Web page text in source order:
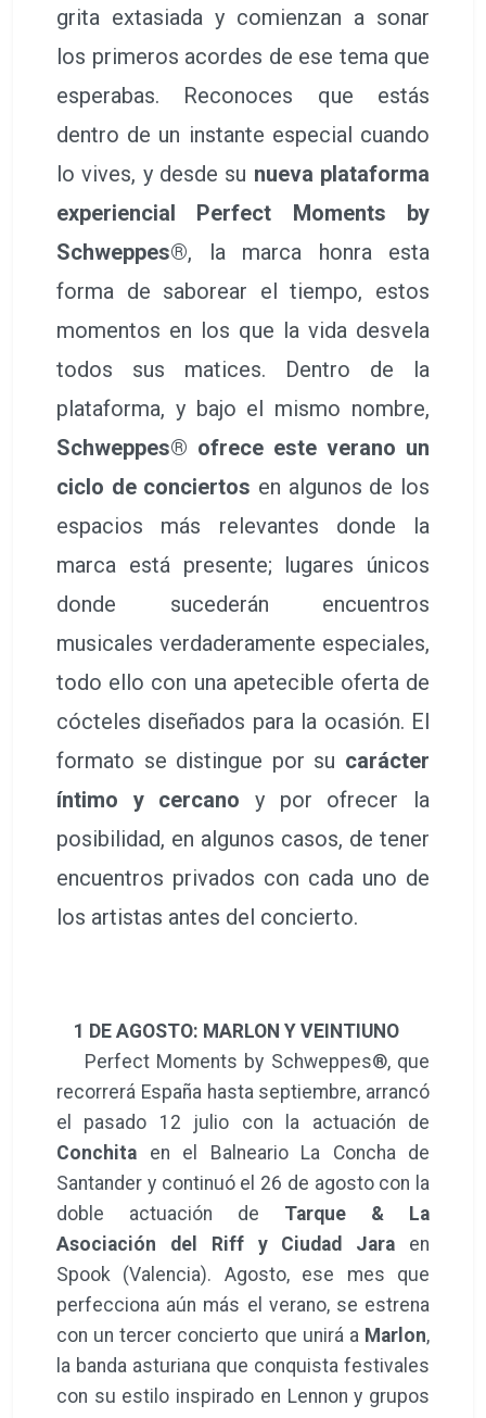
grita extasiada y comienzan a sonar
los primeros acordes de ese tema que
esperabas. Reconoces que estás
dentro de un instante especial cuando
lo vives, y desde su nueva plataforma
experiencial Perfect Moments by
Schweppes®, la marca honra esta
forma de saborear el tiempo, estos
momentos en los que la vida desvela
todos sus matices. Dentro de la
plataforma, y bajo el mismo nombre,
Schweppes® ofrece este verano un
ciclo de conciertos en algunos de los
espacios más relevantes donde la
marca está presente; lugares únicos
donde sucederán encuentros
musicales verdaderamente especiales,
todo ello con una apetecible oferta de
cócteles diseñados para la ocasión. El
formato se distingue por su carácter
íntimo y cercano y por ofrecer la
posibilidad, en algunos casos, de tener
encuentros privados con cada uno de
los artistas antes del concierto.
1 DE AGOSTO: MARLON Y VEINTIUNO
Perfect Moments by Schweppes®, que
recorrerá España hasta septiembre, arrancó
el pasado 12 julio con la actuación de
Conchita en el Balneario La Concha de
Santander y continuó el 26 de agosto con la
doble actuación de Tarque & La
Asociación del Riff y Ciudad Jara en
Spook (Valencia). Agosto, ese mes que
perfecciona aún más el verano, se estrena
con un tercer concierto que unirá a Marlon,
la banda asturiana que conquista festivales
con su estilo inspirado en Lennon y grupos